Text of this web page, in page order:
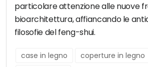
particolare attenzione alle nuove
bioarchitettura, affiancando le
filosofie del feng-shui.
case in legno coperture in legno